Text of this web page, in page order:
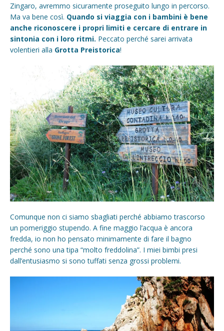
Zingaro, avremmo sicuramente proseguito lungo in percorso.
Ma va bene così. Quando si viaggia con i bambini è bene
anche riconoscere i propri limiti e cercare di entrare in
sintonia con i loro ritmi. Peccato perché sarei arrivata
volentieri alla Grotta Preistorica!
Comunque non ci siamo sbagliati perché abbiamo trascorso
un pomeriggio stupendo. A fine maggio l’acqua è ancora
fredda, io non ho pensato minimamente di fare il bagno
perché sono una tipa “molto freddolina”. I miei bimbi presi
dall’entusiasmo si sono tuffati senza grossi problemi.